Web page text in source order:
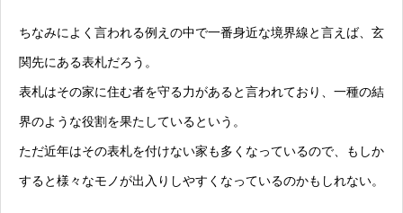
ちなみによく言われる例えの中で一番身近な境界線と言えば、玄
関先にある表札だろう。
表札はその家に住む者を守る力があると言われており、一種の結
界のような役割を果たしているという。
ただ近年はその表札を付けない家も多くなっているので、もしか
すると様々なモノが出入りしやすくなっているのかもしれない。